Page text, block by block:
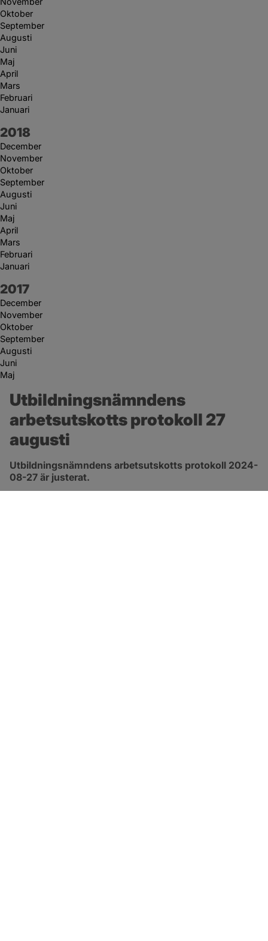
Oktober
September
Augusti
Juni
Maj
April
Mars
Februari
Januari
År:
2018
December
November
Oktober
September
Augusti
Juni
Maj
April
Mars
Februari
Januari
År:
2017
December
November
Oktober
September
Augusti
Juni
Maj
Utbildningsnämndens
arbetsutskotts protokoll 27
augusti
Utbildningsnämndens arbetsutskotts protokoll 2024-
08-27 är justerat.